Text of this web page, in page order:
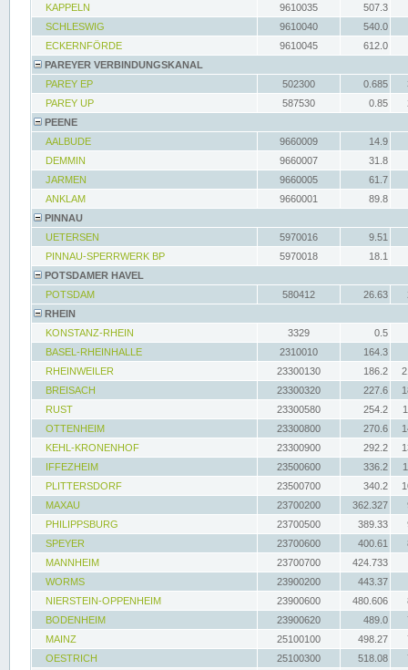
KAPPELN
9610035
507.3
SCHLESWIG
9610040
540.0
ECKERNFÖRDE
9610045
612.0
PAREYER VERBINDUNGSKANAL
PAREY EP
502300 0.685
PAREY UP
587530 0.85
PEENE
AALBUDE
9660009
14.9
DEMMIN
9660007
31.8
JARMEN
9660005
61.7
ANKLAM
9660001
89.8
PINNAU
UETERSEN
5970016
9.51
PINNAU-SPERRWERK BP
5970018
18.1
POTSDAMER HAVEL
POTSDAM
580412 26.63
RHEIN
KONSTANZ-RHEIN
3329
0.5
BASEL-RHEINHALLE
2310010
164.3
RHEINWEILER
23300130 186.2
BREISACH
23300320 227.6
RUST
23300580 254.2
OTTENHEIM
23300800 270.6
KEHL-KRONENHOF
23300900 292.2
IFFEZHEIM
23500600 336.2
PLITTERSDORF
23500700 340.2
MAXAU
23700200 362.327
PHILIPPSBURG
23700500 389.33
SPEYER
23700600 400.61
MANNHEIM
23700700
424.733
WORMS
23900200
443.37
NIERSTEIN-OPPENHEIM
23900600 480.606
BODENHEIM
23900620 489.0
MAINZ
25100100 498.27
OESTRICH
25100300 518.08